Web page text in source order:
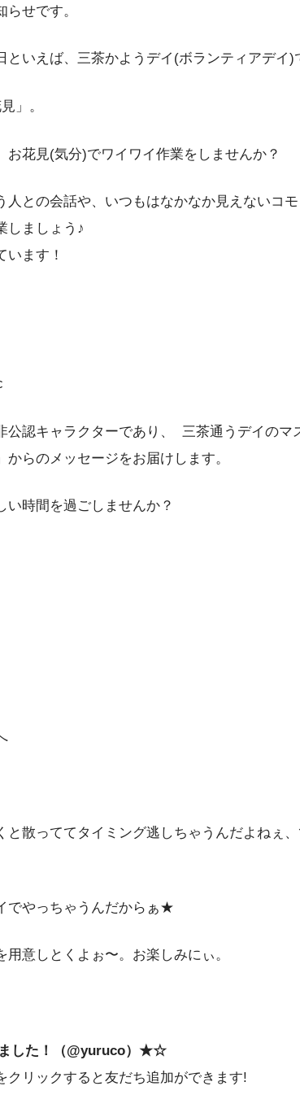
せです。
といえば、三茶かようデイ(ボランティアデイ)
」。
お花見(気分)でワイワイ作業をしませんか？
人との会話や、いつもはなかなか見えないコ
しましょう♪
います！
公認キャラクターであり、 三茶通うデイのマ
らのメッセージをお届けします。
い時間を過ごしませんか？
と散っててタイミング逃しちゃうんだよねぇ
でやっちゃうんだからぁ★
意しとくよぉ〜。お楽しみにぃ。
した！（@yuruco）★☆
クリックすると友だち追加ができます!